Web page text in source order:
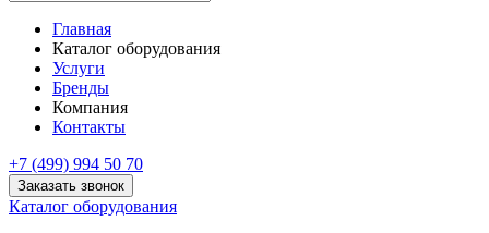
Главная
Каталог оборудования
Услуги
Бренды
Компания
Контакты
+7 (499) 994 50 70
Заказать звонок
Каталог оборудования